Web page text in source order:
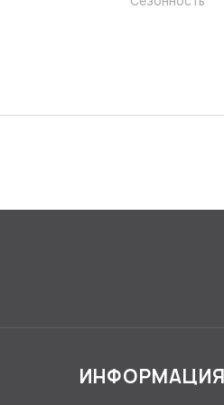
ИНФОРМАЦИЯ